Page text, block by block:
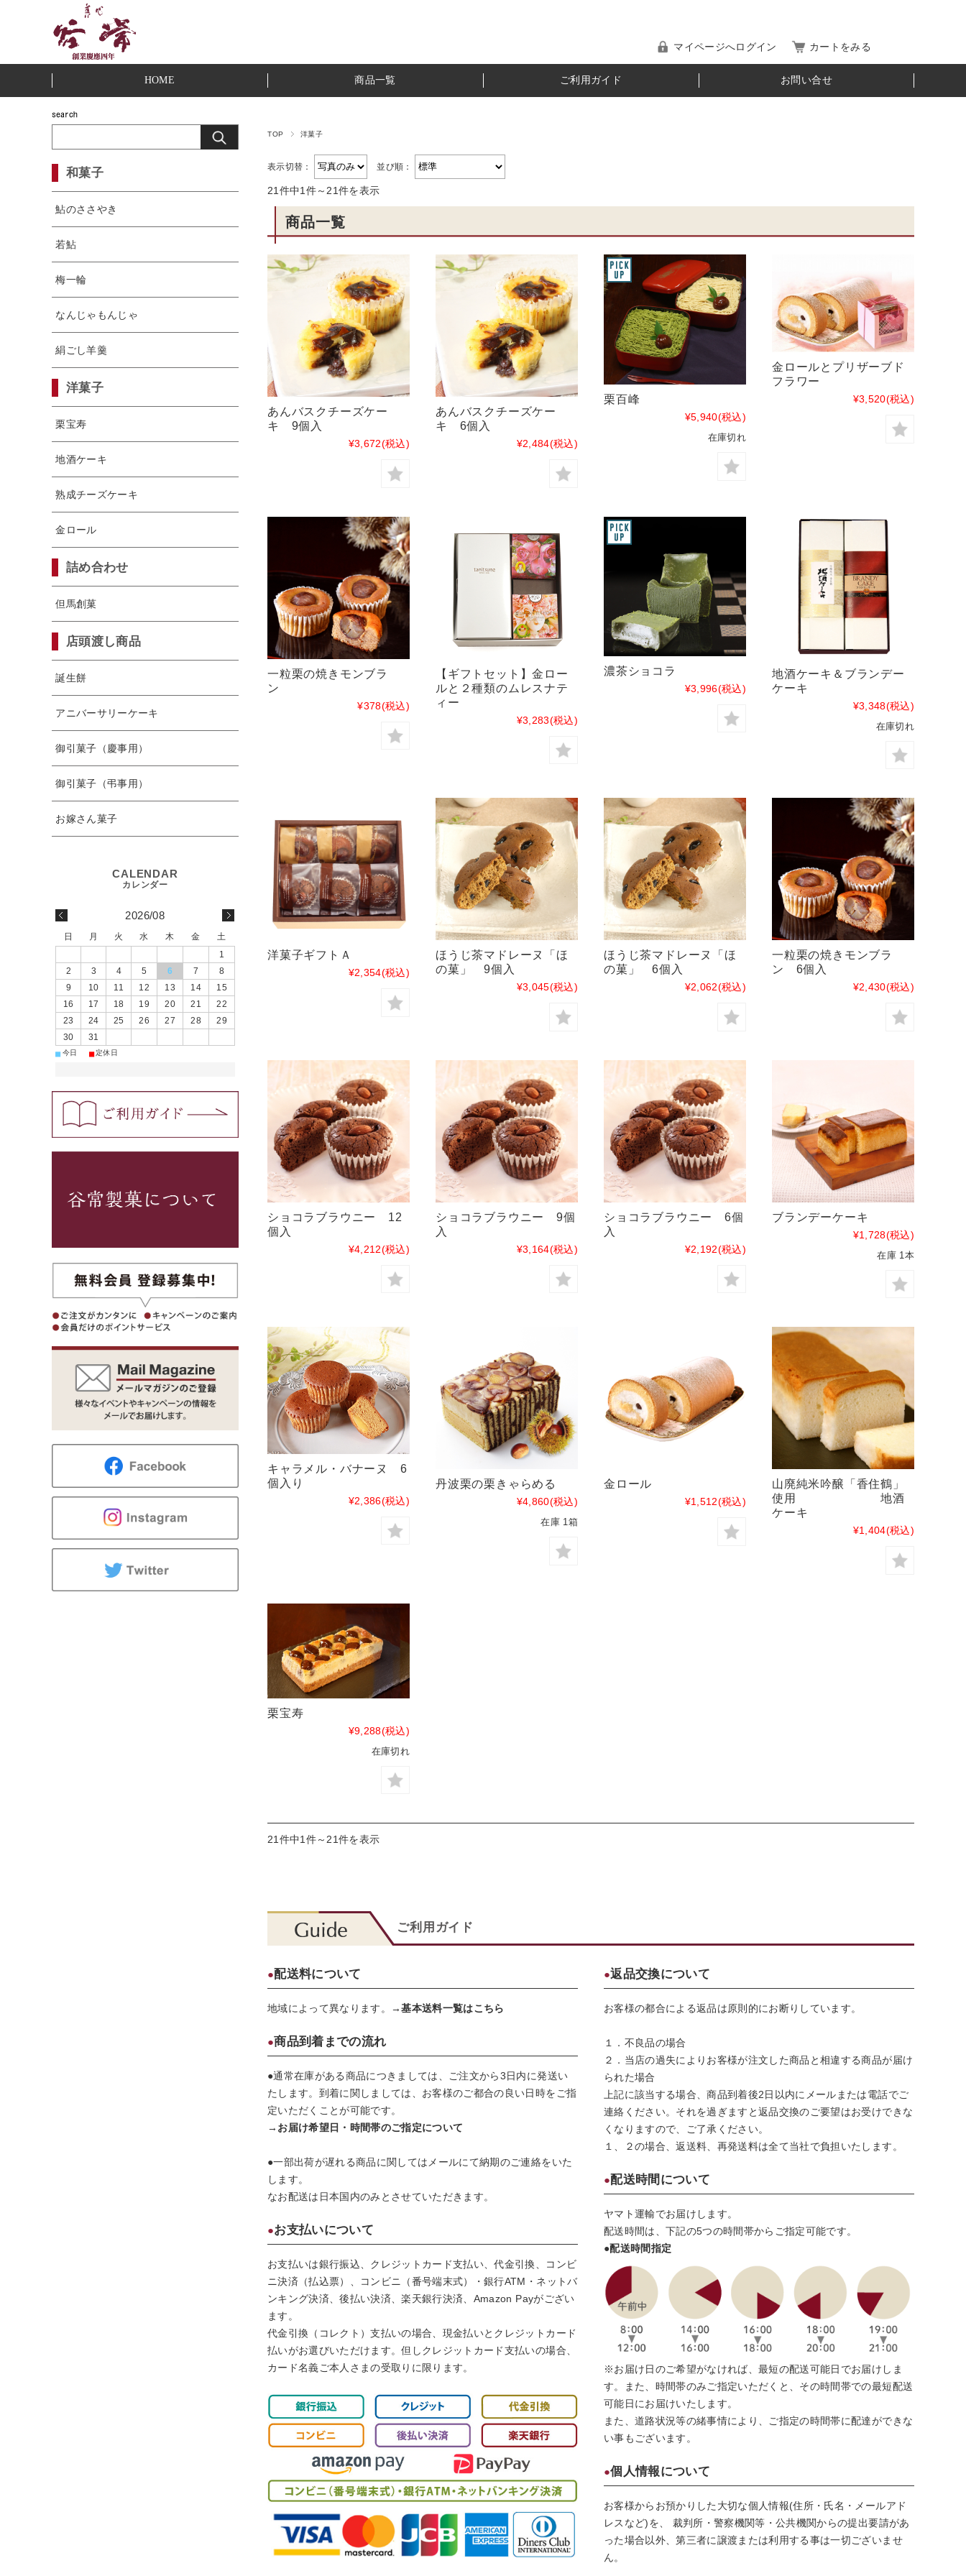
マイページへログイン カートをみる
HOME 商品一覧 ご利用ガイド お問い合せ
TOP 洋菓子
表示切替： 並び順：
21件中1件～21件を表示
商品一覧
あんバスクチーズケー
キ 9個入
¥3,672(税込)
あんバスクチーズケー
キ 6個入
¥2,484(税込)
栗百峰
¥5,940(税込)
在庫切れ
金ロールとプリザーブド
フラワー
¥3,520(税込)
一粒栗の焼きモンブラ
ン
¥378(税込)
【ギフトセット】金ロー
ルと２種類のムレスナテ
ィー
¥3,283(税込)
濃茶ショコラ
¥3,996(税込)
地酒ケーキ＆ブランデー
ケーキ
¥3,348(税込)
在庫切れ
洋菓子ギフトＡ
¥2,354(税込)
ほうじ茶マドレーヌ「ほ
の菓」 9個入
¥3,045(税込)
ほうじ茶マドレーヌ「ほ
の菓」 6個入
¥2,062(税込)
一粒栗の焼きモンブラ
ン 6個入
¥2,430(税込)
ショコラブラウニー 12
個入
¥4,212(税込)
ショコラブラウニー 9個
入
¥3,164(税込)
ショコラブラウニー 6個
入
¥2,192(税込)
ブランデーケーキ
¥1,728(税込)
在庫 1本
キャラメル・バナーヌ 6
個入り
¥2,386(税込)
丹波栗の栗きゃらめる
¥4,860(税込)
在庫 1箱
金ロール
¥1,512(税込)
山廃純米吟醸「香住鶴」
使用 地酒
ケーキ
¥1,404(税込)
栗宝寿
¥9,288(税込)
在庫切れ
21件中1件～21件を表示
ご利用ガイド
配送料について
地域によって異なります。 →基本送料一覧はこちら
商品到着までの流れ
●通常在庫がある商品につきましては、ご注文から3日内に発送い
たします。到着に関しましては、お客様のご都合の良い日時をご指
定いただくことが可能です。
→お届け希望日・時間帯のご指定について
●一部出荷が遅れる商品に関してはメールにて納期のご連絡をいた
します。
なお配送は日本国内のみとさせていただきます。
お支払いについて
お支払いは銀行振込、クレジットカード支払い、代金引換、コンビ
ニ決済（払込票）、コンビニ（番号端末式）・銀行ATM・ネットバ
ンキング決済、後払い決済、楽天銀行決済、Amazon Payがござい
ます。
代金引換（コレクト）支払いの場合、現金払いとクレジットカード
払いがお選びいただけます。但しクレジットカード支払いの場合、
カード名義ご本人さまの受取りに限ります。
返品交換について
お客様の都合による返品は原則的にお断りしています。
１．不良品の場合
２．当店の過失によりお客様が注文した商品と相違する商品が届け
られた場合
上記に該当する場合、商品到着後2日以内にメールまたは電話でご
連絡ください。それを過ぎますと返品交換のご要望はお受けできな
くなりますので、ご了承ください。
１、２の場合、返送料、再発送料は全て当社で負担いたします。
配送時間について
ヤマト運輸でお届けします。
配送時間は、下記の5つの時間帯からご指定可能です。
●配送時間指定
※お届け日のご希望がなければ、最短の配送可能日でお届けしま
す。また、時間帯のみご指定いただくと、その時間帯での最短配送
可能日にお届けいたします。
また、道路状況等の緒事情により、ご指定の時間帯に配達ができな
い事もございます。
個人情報について
お客様からお預かりした大切な個人情報(住所・氏名・メールアド
レスなど)を、 裁判所・警察機関等・公共機関からの提出要請があ
った場合以外、第三者に譲渡または利用する事は一切ございませ
ん。
和菓子
鮎のささやき
若鮎
梅一輪
なんじゃもんじゃ
絹ごし羊羹
洋菓子
栗宝寿
地酒ケーキ
熟成チーズケーキ
金ロール
詰め合わせ
但馬創菓
店頭渡し商品
誕生餅
アニバーサリーケーキ
御引菓子（慶事用）
御引菓子（弔事用）
お嫁さん菓子
2026/08
日 月 火 水 木 金
土
1
2
3 4 5 6 7
8
9
10 11 12 13 14
15
16
17 18 19 20 21
22
23
24 25 26 27 28
29
30
31
■ 今日 ■定休日